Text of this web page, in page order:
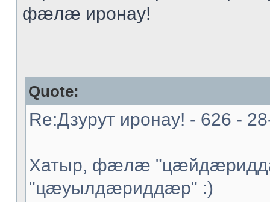
фæлæ иронау!
Quote:
Re:Дзурут иронау! - 626 -
Хатыр, фæлæ
"цæуылдæриддæр" :)